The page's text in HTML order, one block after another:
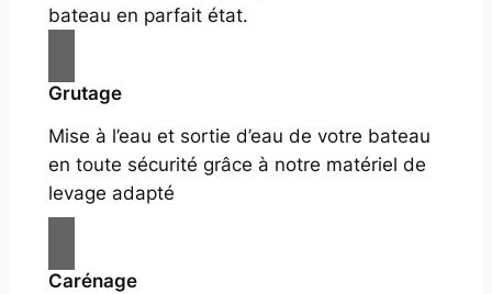
bateau en parfait état.
Grutage
Mise à l’eau et sortie d’eau de votre bateau
en toute sécurité grâce à notre matériel de
levage adapté
Carénage